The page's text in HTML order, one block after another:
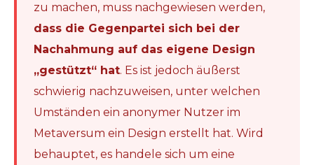
zu machen, muss nachgewiesen werden,
dass die Gegenpartei sich bei der
Nachahmung auf das eigene Design
„gestützt“ hat. Es ist jedoch äußerst
schwierig nachzuweisen, unter welchen
Umständen ein anonymer Nutzer im
Metaversum ein Design erstellt hat. Wird
behauptet, es handele sich um eine